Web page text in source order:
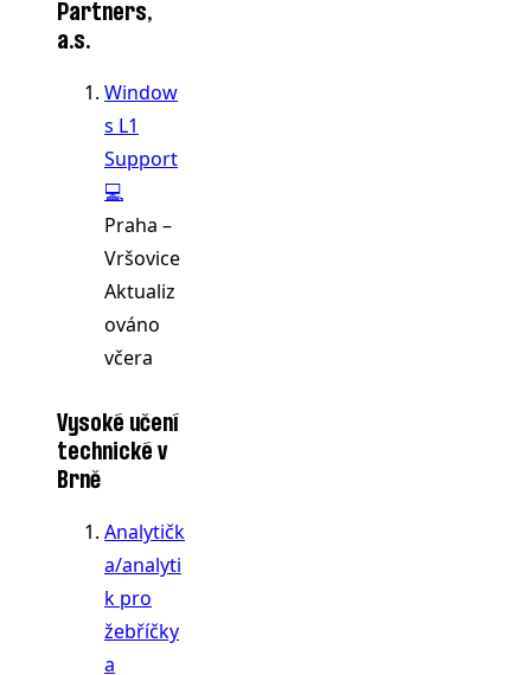
Partners,
a.s.
Window
s L1
Support
💻
Praha –
Vršovice
Aktualiz
ováno
včera
Vysoké učení
technické v
Brně
Analytičk
a/analyti
k pro
žebříčky
a